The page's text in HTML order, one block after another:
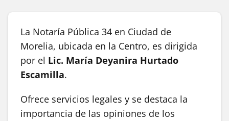
La Notaría Pública 34 en Ciudad de
Morelia, ubicada en la Centro, es dirigida
por el Lic. María Deyanira Hurtado
Escamilla.
Ofrece servicios legales y se destaca la
importancia de las opiniones de los